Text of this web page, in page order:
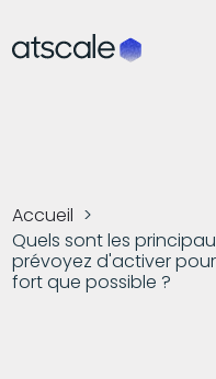
Accueil
Quels sont les
prévoyez d'activer
fort que possible ?